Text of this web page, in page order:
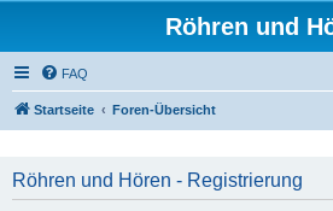
Röhren und
FAQ
Startseite Foren-Übersicht
Röhren und Hören - Registrierung